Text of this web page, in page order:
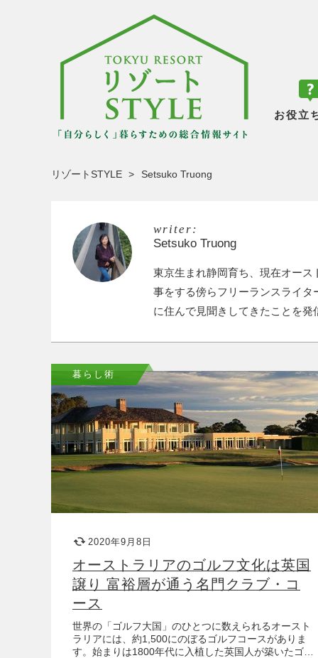
お役立
リゾートSTYLE Setsuko Truong
writer:
Setsuko Truong
東京生まれ静岡育ち、現在オー
事をする傍らフリーランスライ
に住んで見聞きしてきたことを
暮らし術
2020年9月8日
オーストラリアのゴルフ文化は英国
譲り 富裕層が通う名門クラブ・コ
ース
世界の「ゴルフ大国」のひとつに数えられるオースト
ラリアには、約1,500にのぼるゴルフコースがありま
す。始まりは1800年代に入植した英国人が築いたゴ…